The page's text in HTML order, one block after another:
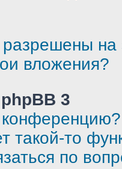
вложения?
3
конференцию?
такой-то
по